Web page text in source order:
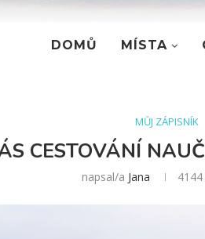
DOMŮ MÍSTA
MŮJ ZÁPISNÍK
CESTOVÁNÍ
napsal/a Jana 4144